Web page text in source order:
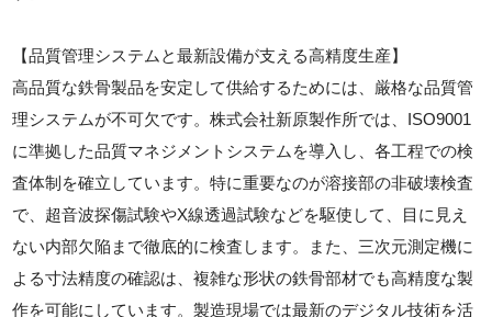
【品質管理システムと最新設備が支える高精度生産】
高品質な鉄骨製品を安定して供給するためには、厳格な品質管
理システムが不可欠です。株式会社新原製作所では、ISO9001
に準拠した品質マネジメントシステムを導入し、各工程での検
査体制を確立しています。特に重要なのが溶接部の非破壊検査
で、超音波探傷試験やX線透過試験などを駆使して、目に見え
ない内部欠陥まで徹底的に検査します。また、三次元測定機に
よる寸法精度の確認は、複雑な形状の鉄骨部材でも高精度な製
作を可能にしています。製造現場では最新のデジタル技術を活